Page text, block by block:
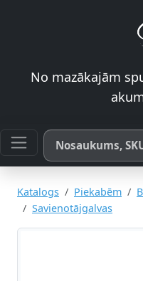
No mazākajām
Meklēt pēc produkta
Katalogs Piekabēm
Savienotājgalvas